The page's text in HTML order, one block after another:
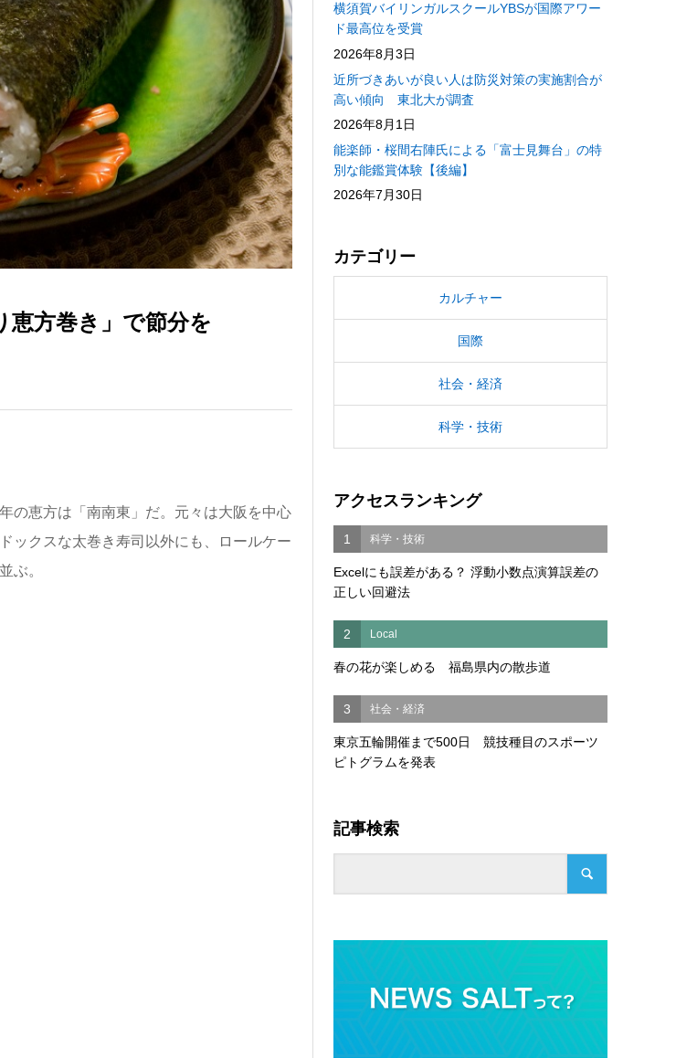
方巻き」で節分を
の恵方は「南南東」だ。元々は大阪を中心
ックスな太巻き寿司以外にも、ロールケー
ぶ。
横須賀バイリンガルスクールYBSが国際アワー
ド最高位を受賞
2026年8月3日
近所づきあいが良い人は防災対策の実施割合が
高い傾向 東北大が調査
2026年8月1日
能楽師・桜間右陣氏による「富士見舞台」の特
別な能鑑賞体験【後編】
2026年7月30日
カテゴリー
カルチャー
国際
社会・経済
科学・技術
アクセスランキング
1 科学・技術
Excelにも誤差がある？ 浮動小数点演算誤差の
正しい回避法
2 Local
春の花が楽しめる 福島県内の散歩道
3 社会・経済
東京五輪開催まで500日 競技種目のスポーツ
ピトグラムを発表
記事検索